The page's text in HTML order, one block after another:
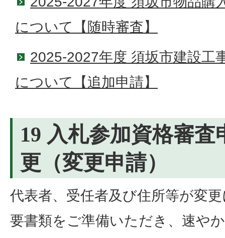
について【随時審査】
2025-2027年度 須坂市建設工
について【追加申請】
19 入札参加資格審査
更（変更申請）
代表者、受任者及び住所等が変
要書類をご準備いただき、速や